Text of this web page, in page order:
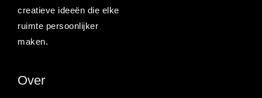
creatieve ideeën die elke
ruimte persoonlijker
maken.
Over